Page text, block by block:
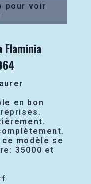
pour voir
Flaminia
en bon
modèle se
35000 et